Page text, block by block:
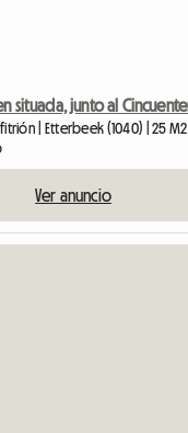
| Etterbeek (1040) | 25 M2
Ver anuncio